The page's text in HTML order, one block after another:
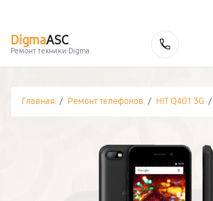
DigmaASC
Ремонт техники Digma
Главная / Ремонт телефонов / HIT Q401 3G /